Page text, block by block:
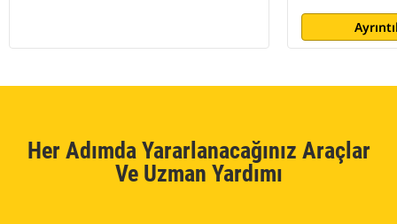
Her Adımda Yararlanacağınız Araçlar
Ve Uzman Yardımı